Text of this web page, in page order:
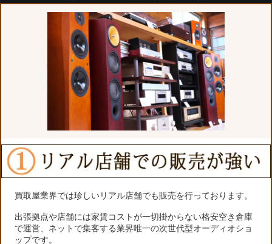
買取屋業界では珍しいリアル店舗でも販売を行っております。
出張拠点や店舗には家賃コストが一切掛からない格安空き倉庫
で運営、ネットで集客する業界唯一の次世代型オーディオショ
ップです。